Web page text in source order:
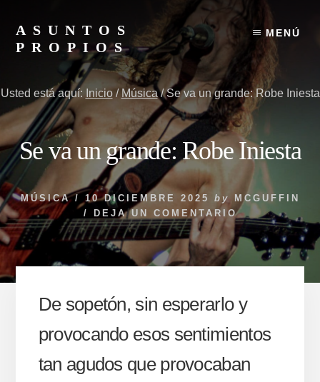
content
ASUNTOS
PROPIOS
no
gustan,
tengo
MENÚ
Usted está aquí: Inicio / Música /Se va un grande: Robe Iniesta
Se va un grande: Robe Iniesta
MÚSICA/ 10 DICIEMBRE 2025 by
MCGUFFIN
/
DEJA UN COMENTARIO
De sopetón, sin esperarlo y
provocando esos sentimientos
tan agudos que provocaban